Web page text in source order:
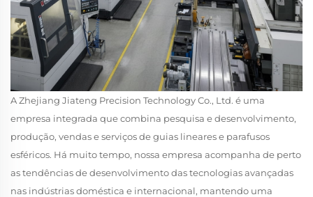
A Zhejiang Jiateng Precision Technology Co., Ltd. é uma
empresa integrada que combina pesquisa e desenvolvimento,
produção, vendas e serviços de guias lineares e parafusos
esféricos. Há muito tempo, nossa empresa acompanha de perto
as tendências de desenvolvimento das tecnologias avançadas
nas indústrias doméstica e internacional, mantendo uma